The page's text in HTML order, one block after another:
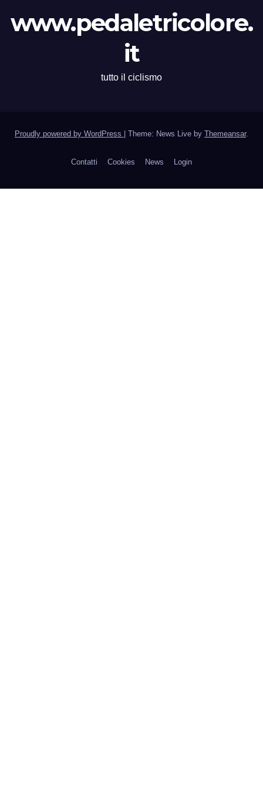
www.pedaletricolore.
it
tutto il ciclismo
Proudly powered by WordPress Theme: News Live by Themeansar.
Contatti Cookies News Login